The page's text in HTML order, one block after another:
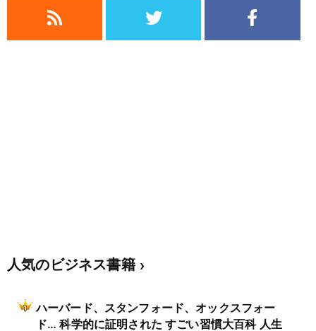
人気のビジネス書籍
ハーバード、スタンフォード、オックスフォー
ド… 科学的に証明された すごい習慣大百科 人生